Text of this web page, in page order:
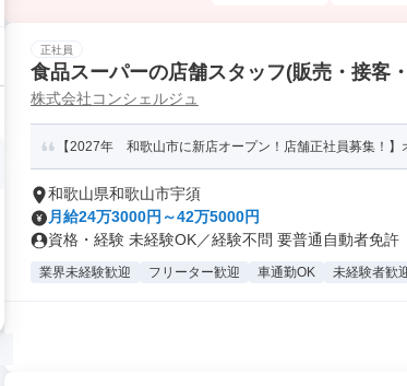
正社員
食品スーパーの店舗スタッフ(販売・接
株式会社コンシェルジュ
【2027年 和歌山市に新店オープン！店舗正社員募集！
和歌山県和歌山市宇須
月給24万3000円～42万5000円
資格・経験 未経験OK／経験不問 要普通自動者免許
業界未経験歓迎 フリーター歓迎 車通勤OK 未経験者歓